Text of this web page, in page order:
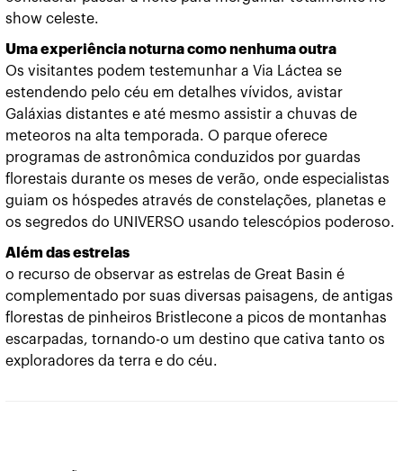
show celeste.
Uma experiência noturna como nenhuma outra
Os visitantes podem testemunhar a Via Láctea se
estendendo pelo céu em detalhes vívidos, avistar
Galáxias distantes e até mesmo assistir a chuvas de
meteoros na alta temporada. O parque oferece
programas de astronômica conduzidos por guardas
florestais durante os meses de verão, onde especialistas
guiam os hóspedes através de constelações, planetas e
os segredos do UNIVERSO usando telescópios poderoso.
Além das estrelas
o recurso de observar as estrelas de Great Basin é
complementado por suas diversas paisagens, de antigas
florestas de pinheiros Bristlecone a picos de montanhas
escarpadas, tornando-o um destino que cativa tanto os
exploradores da terra e do céu.